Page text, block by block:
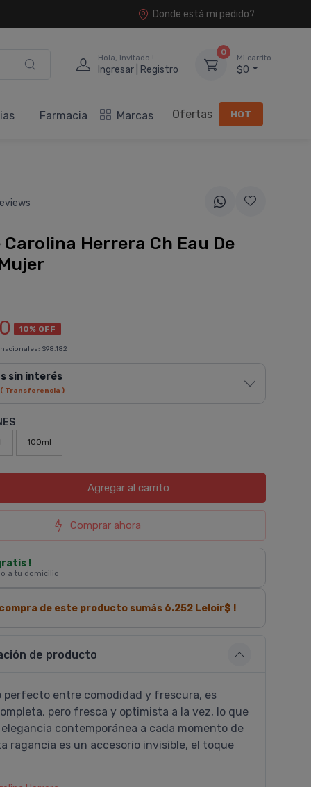
Donde está mi pedido?
Hola, invitado !
Ingresar | Registro
0
Mi carrito
$0
Farmacia Marcas Ofertas HOT
Herrera Ch Eau De
10% OFF
$98.182
sin interés
( Transferencia )
100ml
Agregaral carrito
Comprar ahora
!
o a tu domicilio
compra de este producto sumás 6.252Leloir$ !
de producto
perfecto entre comodidad y frescura, es
pero fresca y optimista a la vez, lo que
contemporánea a cada momento de
ragancia es un accesorio invisible, el toque